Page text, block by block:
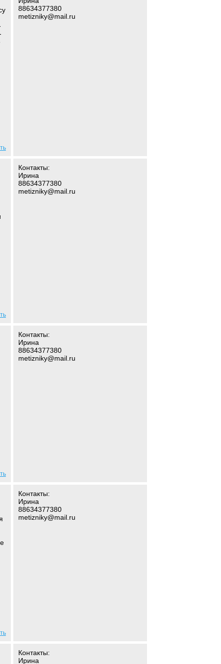
88634377380
metizniky@mail.ru
Контакты:
Ирина
88634377380
metizniky@mail.ru
Контакты:
Ирина
88634377380
metizniky@mail.ru
Контакты:
Ирина
88634377380
metizniky@mail.ru
Контакты:
Ирина